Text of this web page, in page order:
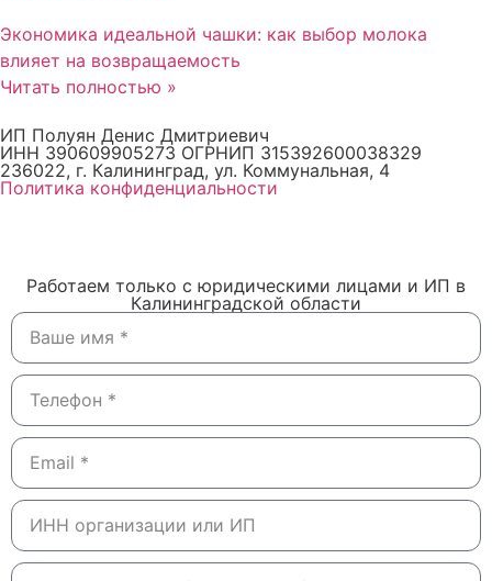
Экономика идеальной чашки: как выбор молока
влияет на возвращаемость
Читать полностью »
ИП Полуян Денис Дмитриевич
ИНН 390609905273 ОГРНИП 315392600038329
236022, г. Калининград, ул. Коммунальная, 4
Политика конфиденциальности
Работаем только с юридическими лицами и ИП в
Калининградской области